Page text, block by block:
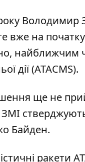
Володимир
вже на
найближчим
дії (ATACMS).
ще не
ЗМІ
Байден.
ракети